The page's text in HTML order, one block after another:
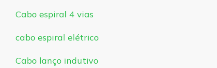
Cabo espiral 4 vias
cabo espiral elétrico
Cabo lanço indutivo